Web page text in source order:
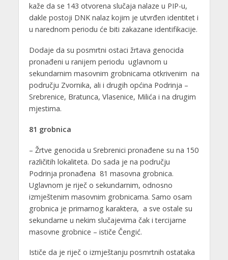
kaže da se 143 otvorena slučaja nalaze u PIP-u,
dakle postoji DNK nalaz kojim je utvrđen identitet i
u narednom periodu će biti zakazane identifikacije.
Dodaje da su posmrtni ostaci žrtava genocida
pronađeni u ranijem periodu uglavnom u
sekundarnim masovnim grobnicama otkrivenim na
području Zvornika, ali i drugih općina Podrinja –
Srebrenice, Bratunca, Vlasenice, Milića i na drugim
mjestima.
81 grobnica
– Žrtve genocida u Srebrenici pronađene su na 150
različitih lokaliteta. Do sada je na području
Podrinja pronađena 81 masovna grobnica.
Uglavnom je riječ o sekundarnim, odnosno
izmještenim masovnim grobnicama. Samo osam
grobnica je primarnog karaktera, a sve ostale su
sekundarne u nekim slučajevima čak i tercijarne
masovne grobnice – ističe Čengić.
Ističe da je riječ o izmještanju posmrtnih ostataka